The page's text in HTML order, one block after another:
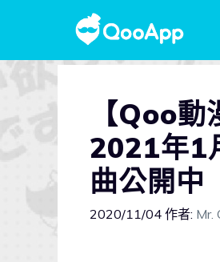
【Qoo
2021年1
曲公開中
2020/11/04 作者: Mr.